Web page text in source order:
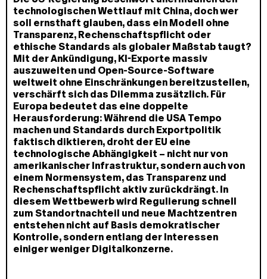
technologischen Wettlauf mit China, doch wer
soll ernsthaft glauben, dass ein Modell ohne
Transparenz, Rechenschaftspflicht oder
ethische Standards als globaler Maßstab taugt?
Mit der Ankündigung, KI-Exporte massiv
auszuweiten und Open-Source-Software
weltweit ohne Einschränkungen bereitzustellen,
verschärft sich das Dilemma zusätzlich. Für
Europa bedeutet das eine doppelte
Herausforderung: Während die USA Tempo
machen und Standards durch Exportpolitik
faktisch diktieren, droht der EU eine
technologische Abhängigkeit – nicht nur von
amerikanischer Infrastruktur, sondern auch von
einem Normensystem, das Transparenz und
Rechenschaftspflicht aktiv zurückdrängt. In
diesem Wettbewerb wird Regulierung schnell
zum Standortnachteil und neue Machtzentren
entstehen nicht auf Basis demokratischer
Kontrolle, sondern entlang der Interessen
einiger weniger Digitalkonzerne.